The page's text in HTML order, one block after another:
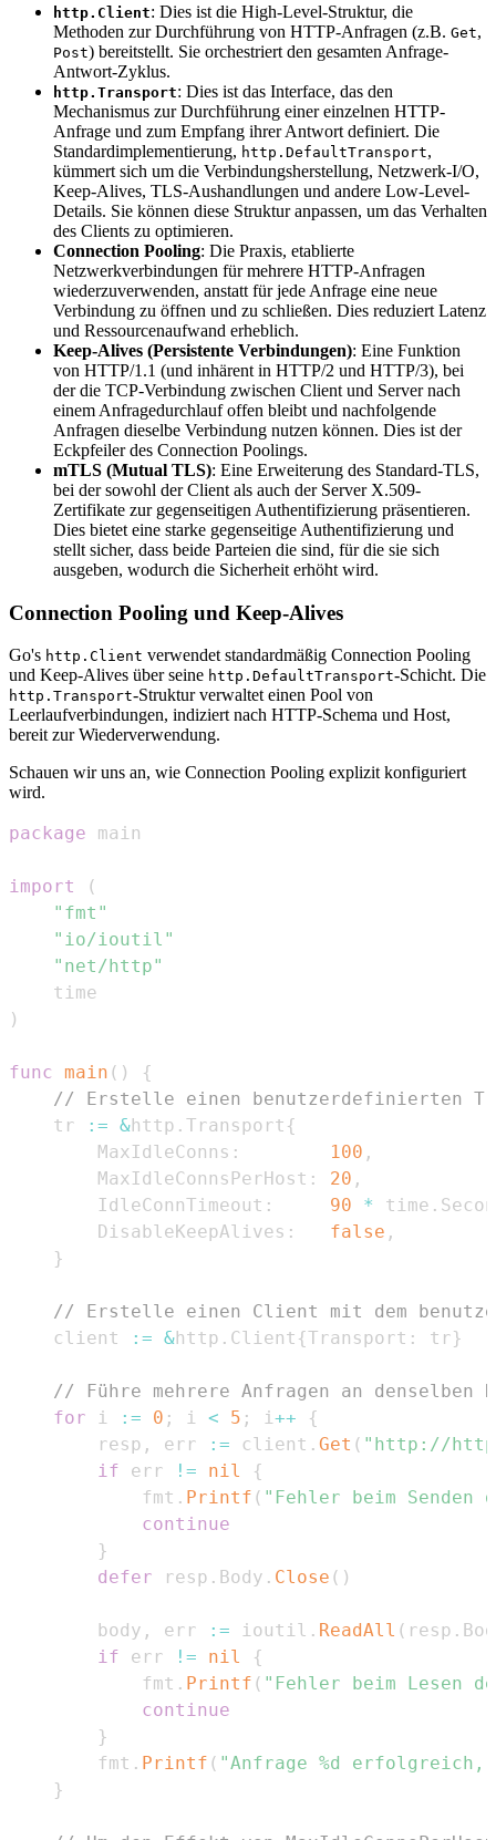
http.Client: Dies ist die High-Level-Struktur, die
Methoden zur Durchführung von HTTP-Anfragen (z.B. Get,
Post) bereitstellt. Sie orchestriert den gesamten Anfrage-
Antwort-Zyklus.
http.Transport: Dies ist das Interface, das den
Mechanismus zur Durchführung einer einzelnen HTTP-
Anfrage und zum Empfang ihrer Antwort definiert. Die
Standardimplementierung, http.DefaultTransport,
kümmert sich um die Verbindungsherstellung, Netzwerk-I/O,
Keep-Alives, TLS-Aushandlungen und andere Low-Level-
Details. Sie können diese Struktur anpassen, um das Verhalten
des Clients zu optimieren.
Connection Pooling: Die Praxis, etablierte
Netzwerkverbindungen für mehrere HTTP-Anfragen
wiederzuverwenden, anstatt für jede Anfrage eine neue
Verbindung zu öffnen und zu schließen. Dies reduziert Latenz
und Ressourcenaufwand erheblich.
Keep-Alives (Persistente Verbindungen): Eine Funktion
von HTTP/1.1 (und inhärent in HTTP/2 und HTTP/3), bei
der die TCP-Verbindung zwischen Client und Server nach
einem Anfragedurchlauf offen bleibt und nachfolgende
Anfragen dieselbe Verbindung nutzen können. Dies ist der
Eckpfeiler des Connection Poolings.
mTLS (Mutual TLS): Eine Erweiterung des Standard-TLS,
bei der sowohl der Client als auch der Server X.509-
Zertifikate zur gegenseitigen Authentifizierung präsentieren.
Dies bietet eine starke gegenseitige Authentifizierung und
stellt sicher, dass beide Parteien die sind, für die sie sich
ausgeben, wodurch die Sicherheit erhöht wird.
Connection Pooling und Keep-Alives
Go's http.Client verwendet standardmäßig Connection Pooling
und Keep-Alives über seine http.DefaultTransport-Schicht. Die
http.Transport-Struktur verwaltet einen Pool von
Leerlaufverbindungen, indiziert nach HTTP-Schema und Host,
bereit zur Wiederverwendung.
Schauen wir uns an, wie Connection Pooling explizit konfiguriert
wird.
package
import
(
"fmt"
"io/ioutil"
"net/http"
)
func main ( )
{
// Erstelle einen benutzerdefinierten
	tr
:= &http . Transport {
		MaxIdleConns
: 100 ,
		MaxIdleConnsPerHost
: 20 ,
		IdleConnTimeout
: 90 * time .
		DisableKeepAlives
: false ,
}
// Erstelle einen Client mit dem
	client
:= &http . Client {Transport : tr}
// Führe mehrere Anfragen an denselben
for i := 0 ; i < 5 ; i++
{
		resp
, err := client . Get ( "http://
if err != nil
{
			fmt
. Printf ( "Fehler beim Senden
continue
}
defer resp . Body . Close ( )
		body
, err := ioutil . ReadAll ( resp .
if err != nil
{
			fmt
. Printf ( "Fehler beim Lesen
continue
}
		fmt
. Printf ( "Anfrage %d erfolgreich,
}